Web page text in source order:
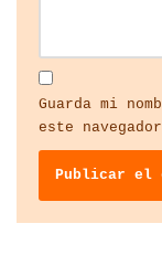
Guarda mi
este